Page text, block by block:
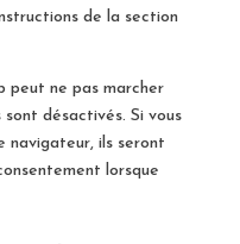
de la section
peut ne pas marcher
désactivés. Si vous
navigateur, ils seront
lorsque